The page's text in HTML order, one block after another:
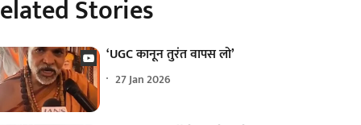
Stories
‘UGC कानून तुरंत वापस लो’
27 Jan 2026